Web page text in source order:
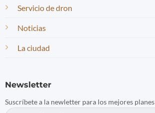
Servicio de dron
Noticias
La ciudad
Newsletter
Suscríbete a la newletter para los mejores planes